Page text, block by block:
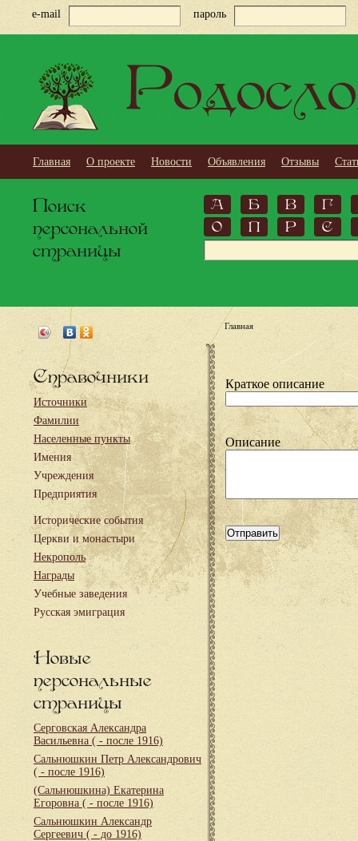
e-mail пароль
Главная О проекте Новости Объявления Отзывы
Поиск
персональной
страницы
А Б В
Г
О
П Р С
Справочники
Источники
Фамилии
Населенные пункты
Имения
Учреждения
Предприятия
Исторические события
Церкви и монастыри
Некрополь
Награды
Учебные заведения
Русская эмиграция
Новые
персональные
страницы
Серговская Александра
Васильевна ( - после 1916)
Сальнюшкин Петр Александрович
( - после 1916)
(Сальнюшкина) Екатерина
Егоровна ( - после 1916)
Сальнюшкин Александр
Сергеевич ( - до 1916)
Главная
Краткое описание
Описание